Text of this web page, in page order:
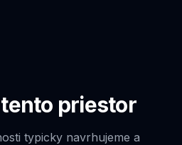
priestor
typicky navrhujeme a